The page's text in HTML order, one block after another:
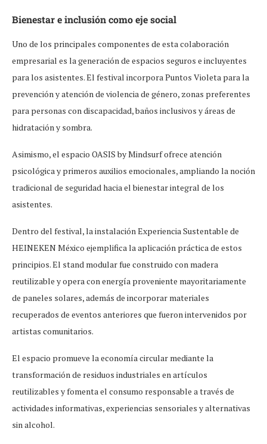
Bienestar e inclusión como eje social
Uno de los principales componentes de esta colaboración
empresarial es la generación de espacios seguros e incluyentes
para los asistentes. El festival incorpora Puntos Violeta para la
prevención y atención de violencia de género, zonas preferentes
para personas con discapacidad, baños inclusivos y áreas de
hidratación y sombra.
Asimismo, el espacio OASIS by Mindsurf ofrece atención
psicológica y primeros auxilios emocionales, ampliando la noción
tradicional de seguridad hacia el bienestar integral de los
asistentes.
Dentro del festival, la instalación Experiencia Sustentable de
HEINEKEN México ejemplifica la aplicación práctica de estos
principios. El stand modular fue construido con madera
reutilizable y opera con energía proveniente mayoritariamente
de paneles solares, además de incorporar materiales
recuperados de eventos anteriores que fueron intervenidos por
artistas comunitarios.
El espacio promueve la economía circular mediante la
transformación de residuos industriales en artículos
reutilizables y fomenta el consumo responsable a través de
actividades informativas, experiencias sensoriales y alternativas
sin alcohol.